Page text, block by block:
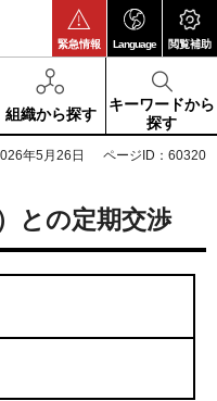
緊急情報 Language 閲覧補助
組織から探す
キーワードから
探す
年5月26日 ページID：60320
との定期交渉